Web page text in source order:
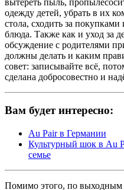
одежду детей, убрать в их
стола, сходить за
блюда. Также как и уход за
обсуждение с родителями
должны делать и каким
совет: записывайте всё,
сделана добросовестно и
Вам будет интересно:
Au Pair в Германии
Культурный шок в Au
семье
Помимо этого, по выходным